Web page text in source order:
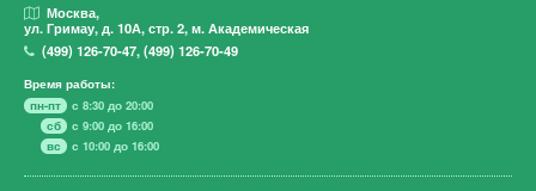
Москва,
ул. Гримау, д. 10А, стр. 2, м. Академическая
(499)126-70-47,(499)126-70-49
Время работы:
пн-пт
с 8:30 до 20:00
сб
с 9:00 до 16:00
вс
с 10:00 до 16:00